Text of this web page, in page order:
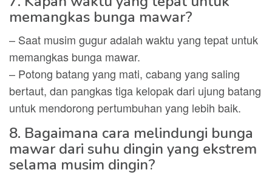
memangkas bunga mawar?
– Saat musim gugur adalah waktu yang tepat untuk
memangkas bunga mawar.
– Potong batang yang mati, cabang yang saling
bertaut, dan pangkas tiga kelopak dari ujung batang
untuk mendorong pertumbuhan yang lebih baik.
8. Bagaimana cara melindungi bunga
mawar dari suhu dingin yang ekstrem
selama musim dingin?